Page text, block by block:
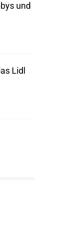
und
Lidl